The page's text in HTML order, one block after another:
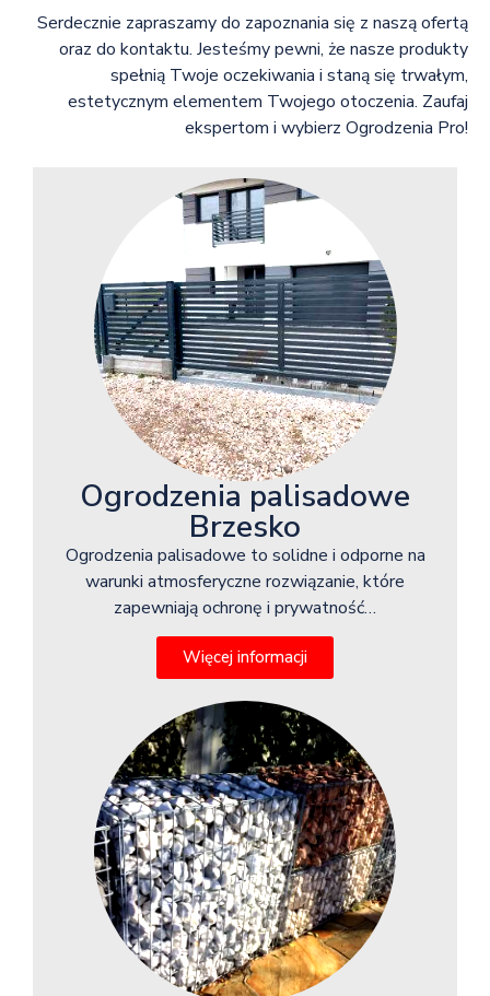
Serdecznie zapraszamy do zapoznania się z naszą ofertą
oraz do kontaktu. Jesteśmy pewni, że nasze produkty
spełnią Twoje oczekiwania i staną się trwałym,
estetycznym elementem Twojego otoczenia. Zaufaj
ekspertom i wybierz Ogrodzenia Pro!
Ogrodzenia palisadowe
Brzesko
Ogrodzenia palisadowe to solidne i odporne na
warunki atmosferyczne rozwiązanie, które
zapewniają ochronę i prywatność…
Więcej informacji